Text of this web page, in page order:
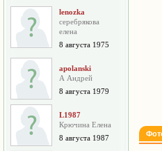
lenozka
серебрякова
елена
8 августа 1975
apolanski
А Андрей
8 августа 1979
L1987
Крючина Елена
8 августа 1987